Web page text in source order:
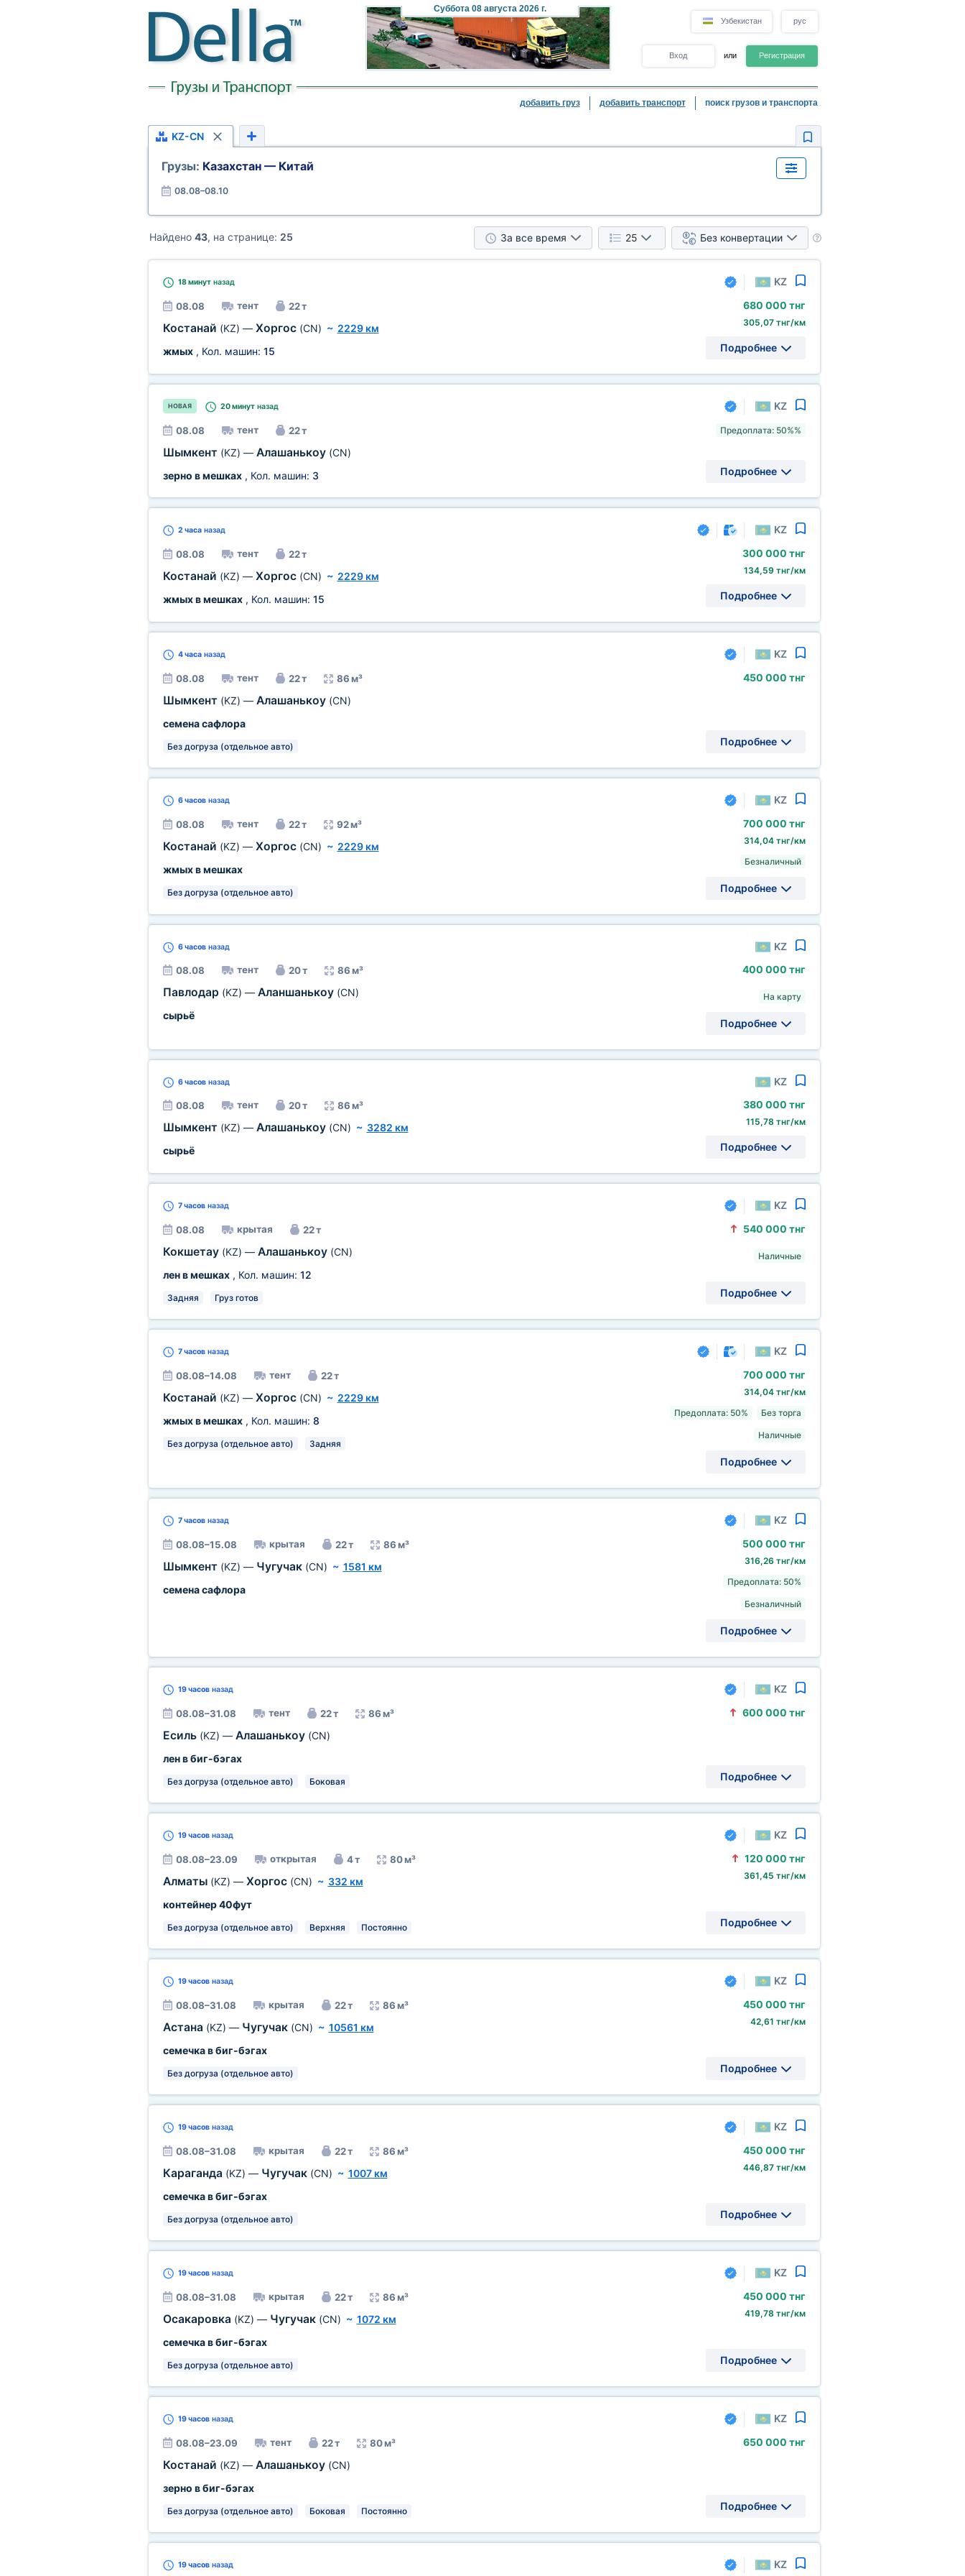
Суббота08 августа 2026 г.
Узбекистан рус
Вход или Регистрация
добавить груз добавить транспорт поиск грузов и транспорта
KZ-CN
Грузы: Казахстан — Китай
08.08–08.10
Найдено 43, на странице: 25 За все время 25 Без конвертации
18 минутназад KZ
08.08 тент 22 т
Костанай (KZ) — Хоргос (CN) ~ 2229 км
жмых, Кол. машин: 15
680 000 тнг
305,07 тнг/км
Подробнее
НОВАЯ 20 минутназад KZ
08.08 тент 22 т
Шымкент (KZ) — Алашанькоу (CN)
зерно в мешках, Кол. машин: 3
Предоплата: 50%%
Подробнее
2 часаназад KZ
08.08 тент 22 т
Костанай (KZ) — Хоргос (CN) ~ 2229 км
жмых в мешках, Кол. машин: 15
300 000 тнг
134,59 тнг/км
Подробнее
4 часаназад KZ
08.08 тент 22 т 86 м³
Шымкент (KZ) — Алашанькоу (CN)
семена сафлора
Без догруза (отдельное авто)
450 000 тнг
Подробнее
6 часовназад KZ
08.08 тент 22 т 92 м³
Костанай (KZ) — Хоргос (CN) ~ 2229 км
жмых в мешках
Без догруза (отдельное авто)
700 000 тнг
314,04 тнг/км
Безналичный
Подробнее
6 часовназад KZ
08.08 тент 20 т 86 м³
Павлодар (KZ) — Аланшанькоу (CN)
сырьё
400 000 тнг
На карту
Подробнее
6 часовназад KZ
08.08 тент 20 т 86 м³
Шымкент (KZ) — Алашанькоу (CN) ~ 3282 км
сырьё
380 000 тнг
115,78 тнг/км
Подробнее
7 часовназад KZ
08.08 крытая 22 т
Кокшетау (KZ) — Алашанькоу (CN)
лен в мешках, Кол. машин: 12
Задняя Груз готов
540 000 тнг
Наличные
Подробнее
7 часовназад KZ
08.08–14.08 тент 22 т
Костанай (KZ) — Хоргос (CN) ~ 2229 км
жмых в мешках, Кол. машин: 8
Без догруза (отдельное авто) Задняя
700 000 тнг
314,04 тнг/км
Предоплата: 50%
Без торга
Наличные
Подробнее
7 часовназад KZ
08.08–15.08 крытая 22 т 86 м³
Шымкент (KZ) — Чугучак (CN) ~ 1581 км
семена сафлора
500 000 тнг
316,26 тнг/км
Предоплата: 50%
Безналичный
Подробнее
19 часовназад KZ
08.08–31.08 тент 22 т 86 м³
Есиль (KZ) — Алашанькоу (CN)
лен в биг-бэгах
Без догруза (отдельное авто) Боковая
600 000 тнг
Подробнее
19 часовназад KZ
08.08–23.09 открытая 4 т 80 м³
Алматы (KZ) — Хоргос (CN) ~ 332 км
контейнер 40фут
Без догруза (отдельное авто) Верхняя Постоянно
120 000 тнг
361,45 тнг/км
Подробнее
19 часовназад KZ
08.08–31.08 крытая 22 т 86 м³
Астана (KZ) — Чугучак (CN) ~ 10561 км
семечка в биг-бэгах
Без догруза (отдельное авто)
450 000 тнг
42,61 тнг/км
Подробнее
19 часовназад KZ
08.08–31.08 крытая 22 т 86 м³
Караганда (KZ) — Чугучак (CN) ~ 1007 км
семечка в биг-бэгах
Без догруза (отдельное авто)
450 000 тнг
446,87 тнг/км
Подробнее
19 часовназад KZ
08.08–31.08 крытая 22 т 86 м³
Осакаровка (KZ) — Чугучак (CN) ~ 1072 км
семечка в биг-бэгах
Без догруза (отдельное авто)
450 000 тнг
419,78 тнг/км
Подробнее
19 часовназад KZ
08.08–23.09 тент 22 т 80 м³
Костанай (KZ) — Алашанькоу (CN)
зерно в биг-бэгах
Без догруза (отдельное авто) Боковая Постоянно
650 000 тнг
Подробнее
19 часовназад KZ